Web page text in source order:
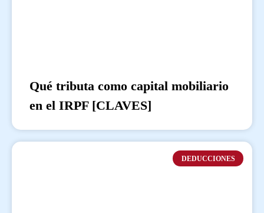
Qué tributa como capital mobiliario
en el IRPF [CLAVES]
DEDUCCIONES